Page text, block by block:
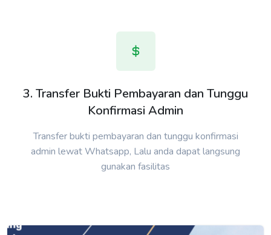
3. Transfer Bukti Pembayaran dan Tunggu
Konfirmasi Admin
Transfer bukti pembayaran dan tunggu konfirmasi
admin lewat Whatsapp, Lalu anda dapat langsung
gunakan fasilitas